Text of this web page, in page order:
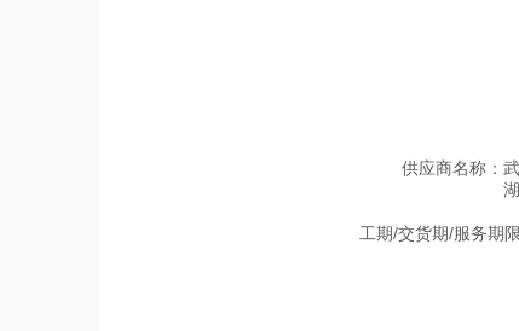
供应商名称：
湖北省建
工期/交货期/服务期